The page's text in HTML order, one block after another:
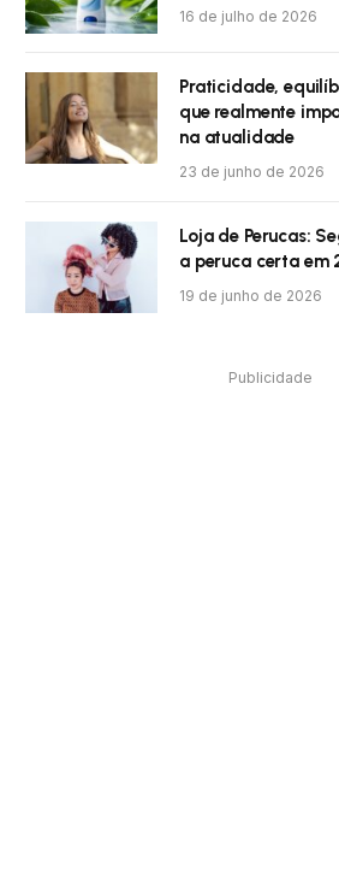
16 de julho de 2026
Praticidade,
que realmente
na atualidade
23 de junho de 2026
Loja de Perucas:
a peruca certa em
19 de junho de 2026
Publicidade